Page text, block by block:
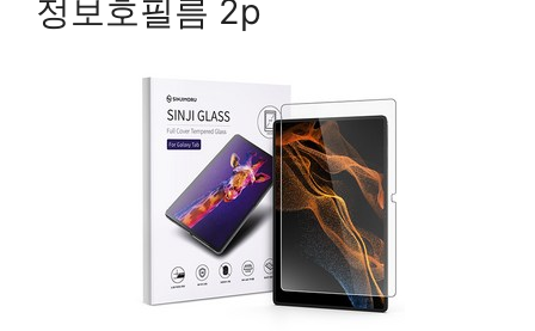
정보호필름 2p